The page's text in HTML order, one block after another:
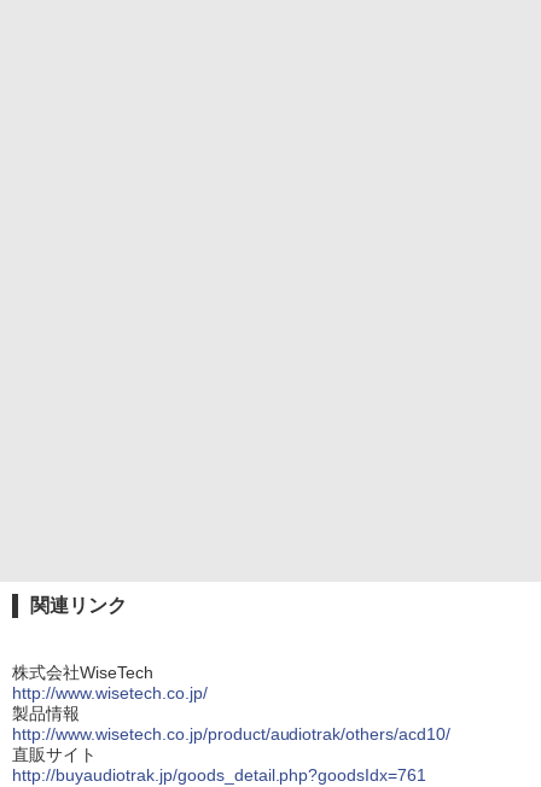
関連リンク
株式会社WiseTech
http://www.wisetech.co.jp/
製品情報
http://www.wisetech.co.jp/product/audiotrak/others/acd10/
直販サイト
http://buyaudiotrak.jp/goods_detail.php?goodsIdx=761